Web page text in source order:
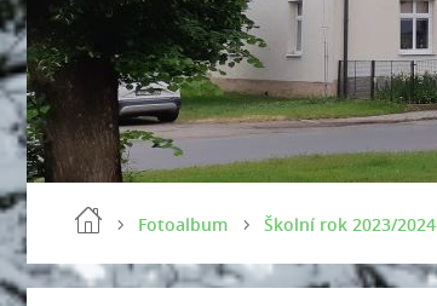
Fotoalbum Školní rok 2023/2024